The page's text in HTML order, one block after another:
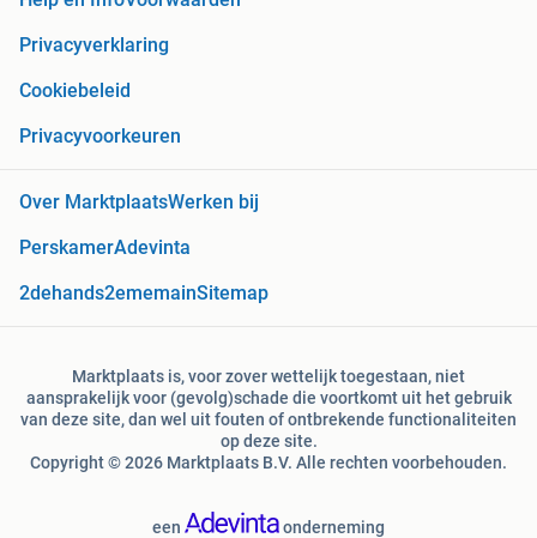
Privacyverklaring
Cookiebeleid
Privacyvoorkeuren
Over MarktplaatsWerken bij
PerskamerAdevinta
2dehands2ememainSitemap
Marktplaats is, voor zover wettelijk toegestaan, niet
aansprakelijk voor (gevolg)schade die voortkomt uit het gebruik
van deze site, dan wel uit fouten of ontbrekende functionaliteiten
op deze site.
Copyright © 2026 Marktplaats B.V. Alle rechten voorbehouden.
een onderneming